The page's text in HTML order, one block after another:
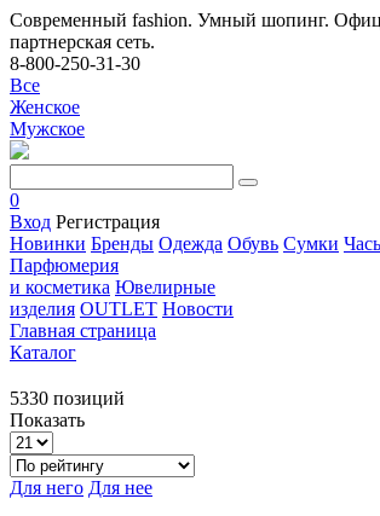
Современный fashion. Умный шопинг.
партнерская сеть.
8-800-250-31-30
Все
Женское
Мужское
0
Вход Регистрация
Новинки Бренды Одежда Обувь Сумки
Парфюмерия
и косметика Ювелирные
изделия OUTLET Новости
Главная страница
Каталог
5330 позиций
Показать
Для него Для нее